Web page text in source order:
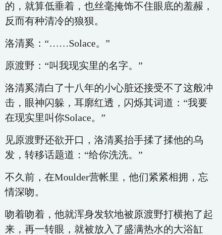
的，就算低垂着，也丝毫掩饰不住眼底的羞赧，
反而有种清冷的狼狈。
洛清奚：“……Solace。”
原渡野：“叫我现实里的名字。”
洛清奚清白了十八年的小心脏还接受不了这般冲
击，眼神闪躲，耳廓红透，闪烁其词道：“我要
在现实里叫你Solace。”
见原渡野还欲开口，洛清奚抬手揉了揉他的乌
发，转移话题道：“给你洗洗。”
不久前，在Moulder营帐里，他们紧紧相拥，忘
情深吻。
吻着吻着，他就浑身发软地被原渡野打横抱了起
来，再一转眼，就被放入了盛满热水的大浴缸